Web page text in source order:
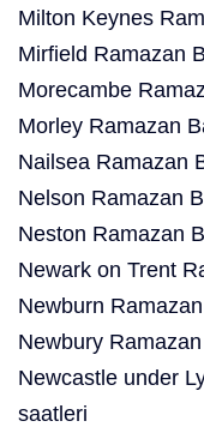
Milton Keynes
Mirfield Ramazan
Morecambe
Morley Ramazan
Nailsea Ramazan
Nelson Ramazan
Neston Ramazan
Newark on Trent
Newburn
Newbury
Newcastle under
saatleri